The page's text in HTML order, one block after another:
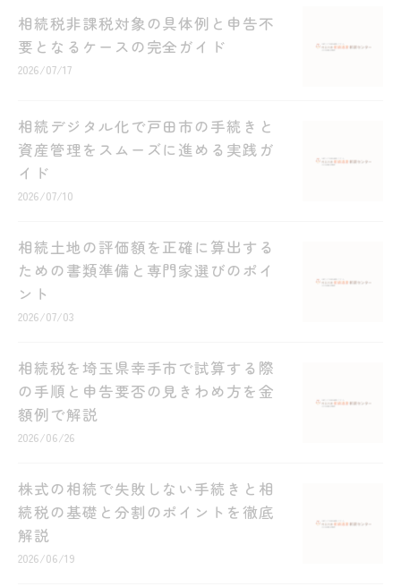
相続税非課税対象の具体例と申告不
要となるケースの完全ガイド
2026/07/17
相続デジタル化で戸田市の手続きと
資産管理をスムーズに進める実践ガ
イド
2026/07/10
相続土地の評価額を正確に算出する
ための書類準備と専門家選びのポイ
ント
2026/07/03
相続税を埼玉県幸手市で試算する際
の手順と申告要否の見きわめ方を金
額例で解説
2026/06/26
株式の相続で失敗しない手続きと相
続税の基礎と分割のポイントを徹底
解説
2026/06/19